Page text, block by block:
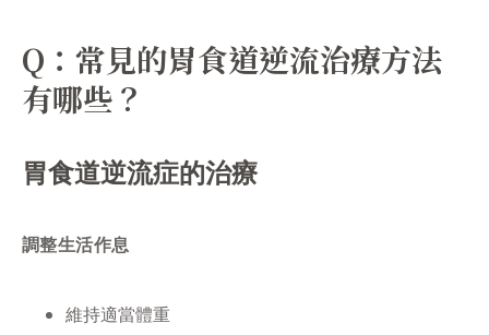
Q：常見的胃食道逆流治療方法
有哪些？
胃食道逆流症的治療
調整生活作息
維持適當體重